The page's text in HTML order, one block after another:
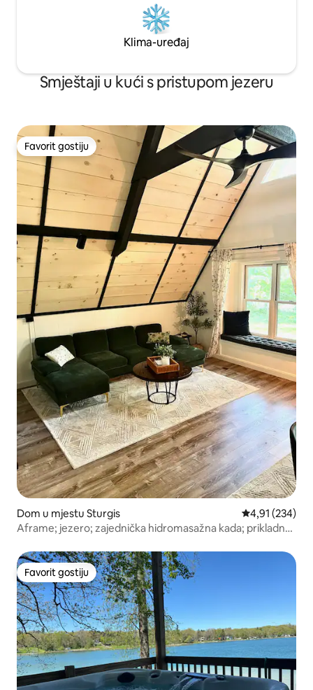
Klima-uređaj
Smještaji u kući s pristupom jezeru
Favorit gostiju
Favorit gostiju
Dom u mjestu Sturgis Prosječna
4,91 (234)
Aframe; jezero; zajednička hidromasažna kada; prikladno
Favorit gostiju
Favorit gostiju